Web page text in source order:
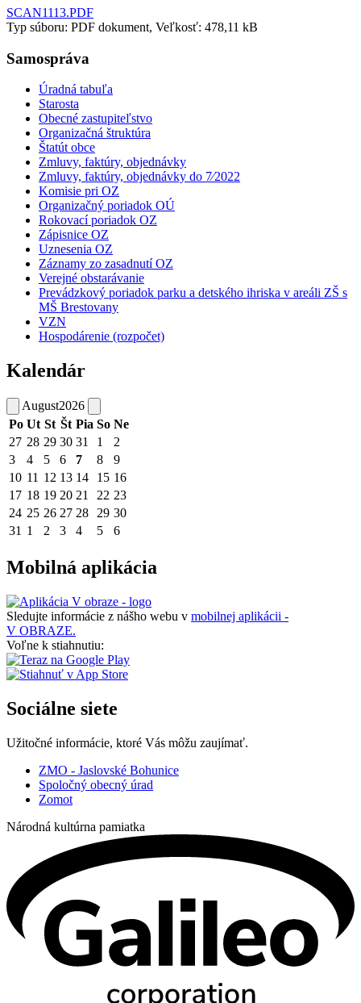
SCAN1113.PDF
Typ súboru: PDF dokument, Veľkosť: 478,11 kB
Samospráva
Úradná tabuľa
Starosta
Obecné zastupiteľstvo
Organizačná štruktúra
Štatút obce
Zmluvy, faktúry, objednávky
Zmluvy, faktúry, objednávky do 7⁄2022
Komisie pri OZ
Organizačný poriadok OÚ
Rokovací poriadok OZ
Zápisnice OZ
Uznesenia OZ
Záznamy zo zasadnutí OZ
Verejné obstarávanie
Prevádzkový poriadok parku a detského ihriska v areáli ZŠ s
MŠ Brestovany
VZN
Hospodárenie (rozpočet)
Kalendár
August2026
Po Ut St Št Pia So Ne
27 28 29 30 31 1
2
3
4 5 6 7 8
9
10 11 12 13 14 15 16
17 18 19 20 21 22 23
24 25 26 27 28 29 30
31 1 2 3 4 5 6
Mobilná aplikácia
Sledujte informácie z nášho webu v mobilnej aplikácii -
V OBRAZE.
Voľne k stiahnutiu:
Sociálne siete
Užitočné informácie, ktoré Vás môžu zaujímať.
ZMO - Jaslovské Bohunice
Spoločný obecný úrad
Zomot
Národná kultúrna pamiatka